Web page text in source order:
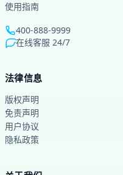
使用指南
400-888-9999
在线客服 24/7
法律信息
版权声明
免责声明
用户协议
隐私政策